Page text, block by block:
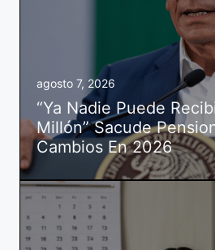
agosto 7, 2026
“Ya Nadie Puede
Millón” Sacude
Cambios En 2026